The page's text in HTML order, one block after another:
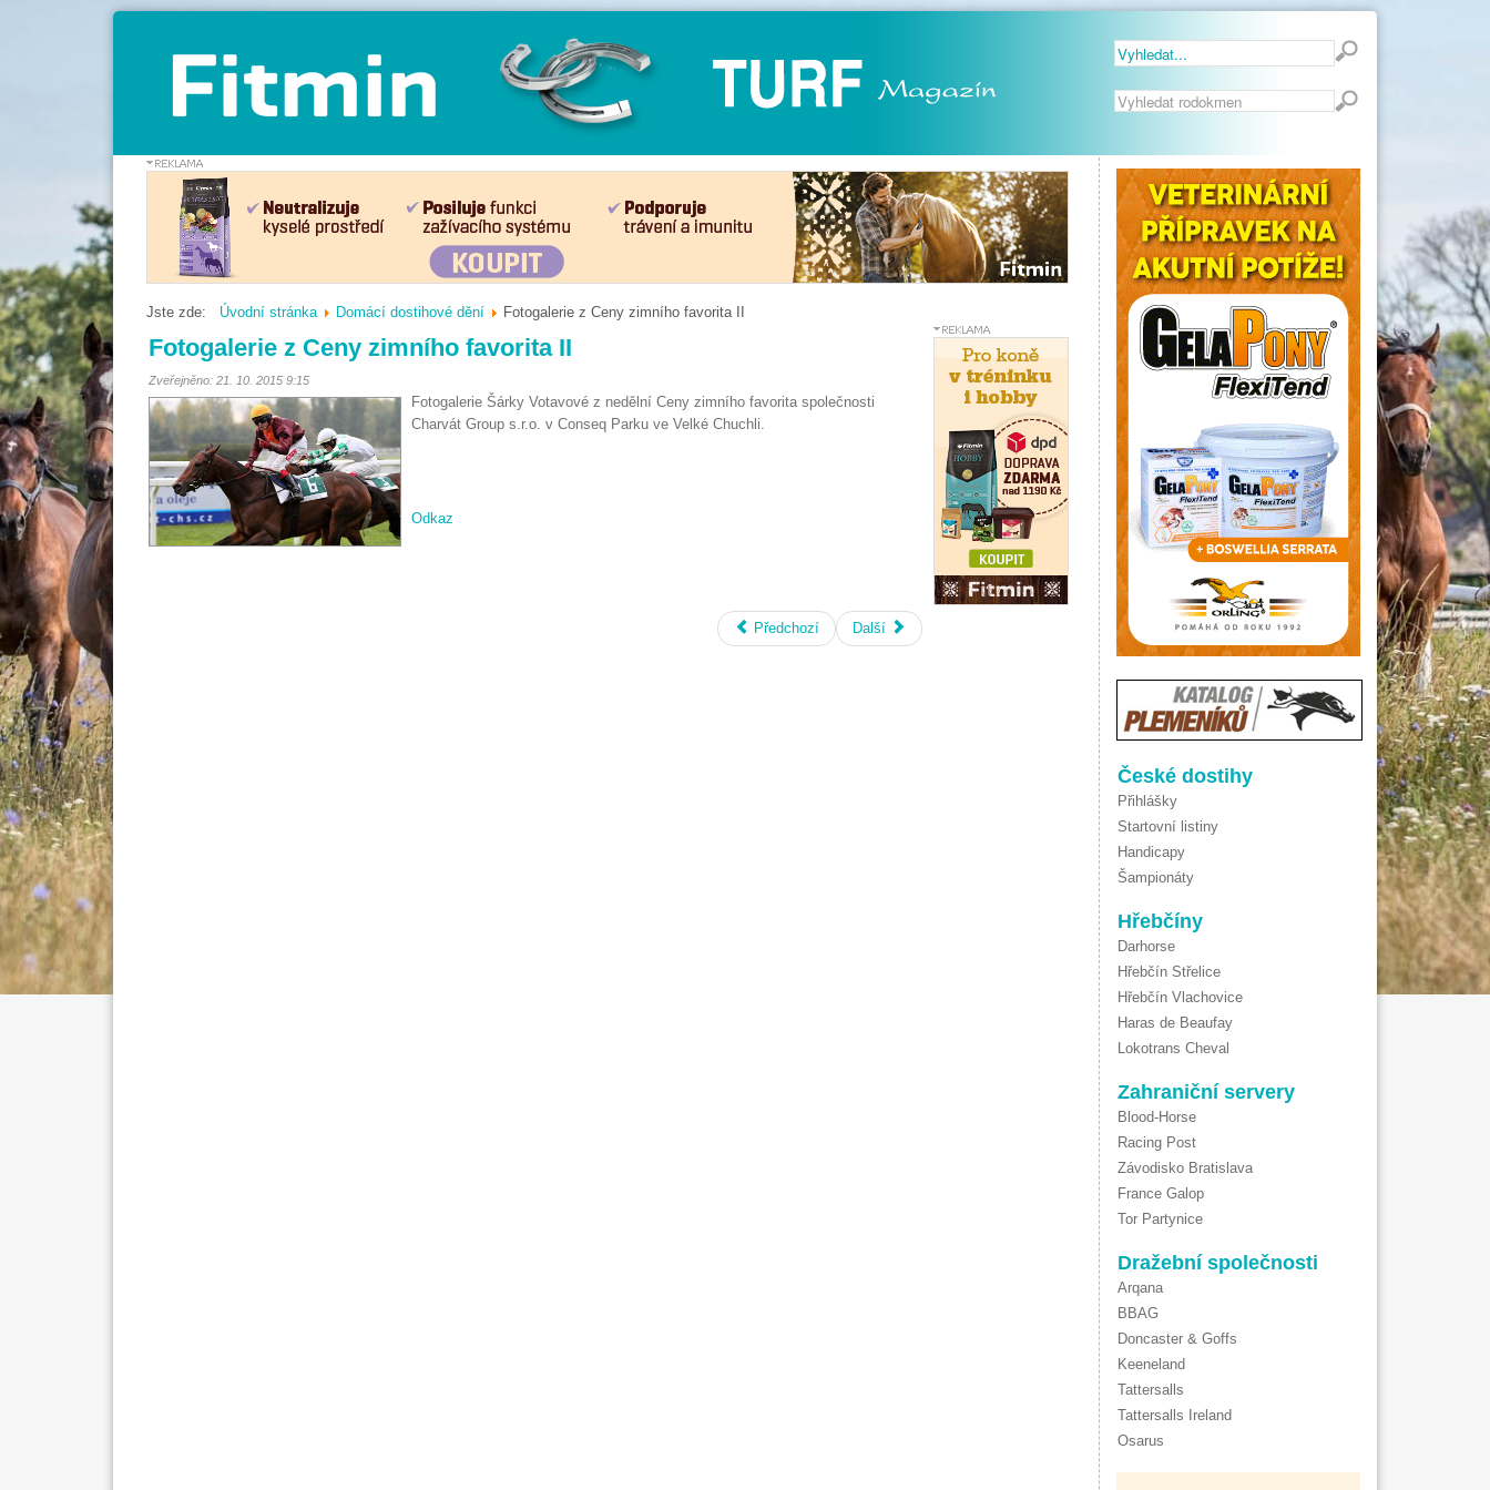
Vyhledávání...
České dostihy
Přihlášky
Startovní listiny
Handicapy
Šampionáty
Hřebčíny
Darhorse
Hřebčín Střelice
Hřebčín Vlachovice
Haras de Beaufay
Lokotrans Cheval
Zahraniční servery
Blood-Horse
Racing Post
Závodisko Bratislava
France Galop
Tor Partynice
Dražební společnosti
Arqana
BBAG
Doncaster & Goffs
Keeneland
Tattersalls
Tattersalls Ireland
Osarus
Jste zde: Úvodní stránka Domácí dostihové dění Fotogalerie z Ceny zimního favorita II
Fotogalerie z Ceny zimního favorita II
Zveřejněno: 21. 10. 2015 9:15
Fotogalerie Šárky Votavové z nedělní Ceny zimního favorita společnosti
Charvát Group s.r.o. v Conseq Parku ve Velké Chuchli.
Odkaz
Předchozí Další